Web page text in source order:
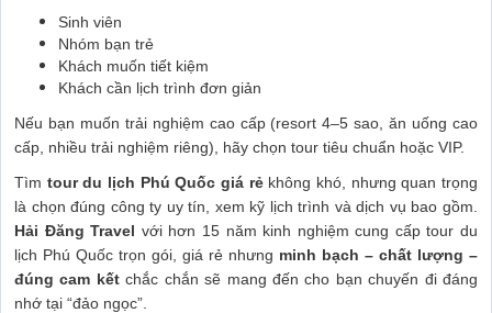
Sinh viên
Nhóm bạn trẻ
Khách muốn tiết kiệm
Khách cần lịch trình đơn giản
Nếu bạn muốn trải nghiệm cao cấp (resort 4–5 sao, ăn uống cao
cấp, nhiều trải nghiệm riêng), hãy chọn tour tiêu chuẩn hoặc VIP.
Tìm tour du lịch Phú Quốc giá rẻkhông khó, nhưng quan trọng
là chọn đúng công ty uy tín, xem kỹ lịch trình và dịch vụ bao gồm.
Hải Đăng Travel với hơn 15 năm kinh nghiệm cung cấp tour du
lịch Phú Quốc trọn gói, giá rẻ nhưng minh bạch – chất lượng –
đúng cam kếtchắc chắn sẽ mang đến cho bạn chuyến đi đáng
nhớ tại “đảo ngọc”.